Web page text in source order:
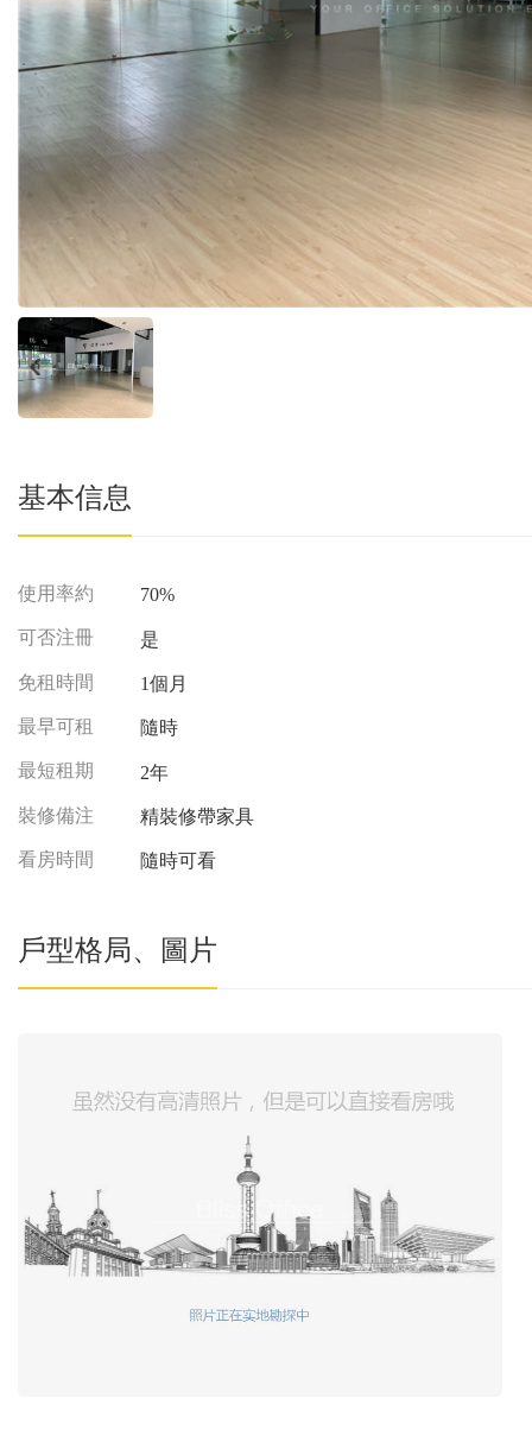
基本信息
使用率約 70%
可否注冊 是
免租時間 1個月
最早可租 隨時
最短租期 2年
裝修備注 精裝修帶家具
看房時間 隨時可看
戶型格局、圖片